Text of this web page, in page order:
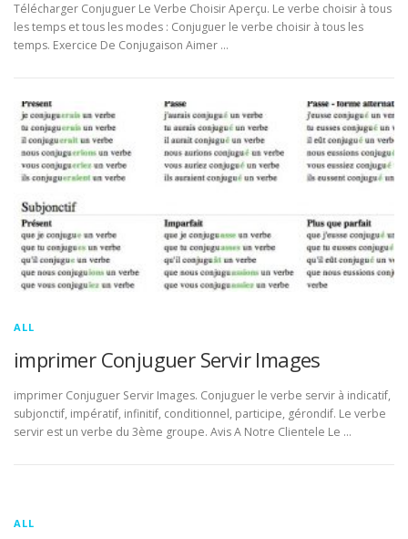
Télécharger Conjuguer Le Verbe Choisir Aperçu. Le verbe choisir à tous
les temps et tous les modes : Conjuguer le verbe choisir à tous les
temps. Exercice De Conjugaison Aimer …
ALL
imprimer Conjuguer Servir Images
imprimer Conjuguer Servir Images. Conjuguer le verbe servir à indicatif,
subjonctif, impératif, infinitif, conditionnel, participe, gérondif. Le verbe
servir est un verbe du 3ème groupe. Avis A Notre Clientele Le …
ALL